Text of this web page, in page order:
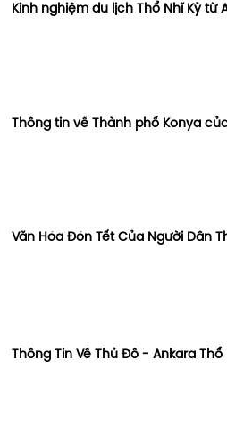
Kinh nghiệm du lịch Thổ Nhĩ Kỳ từ
Thông tin về Thành phố Konya
Văn Hóa Đón Tết Của Người Dân
Thông Tin Về Thủ Đô - Ankara Thổ